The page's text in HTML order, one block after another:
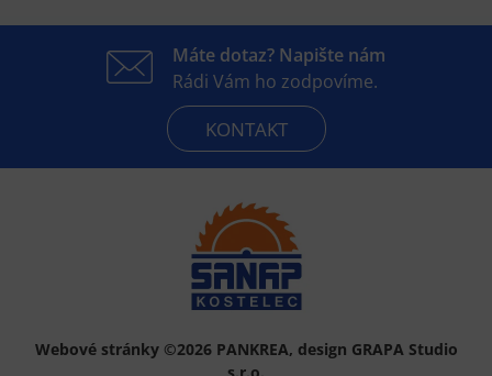
Máte dotaz? Napište nám
Rádi Vám ho zodpovíme.
KONTAKT
Webové stránky ©2026 PANKREA, design GRAPA Studio